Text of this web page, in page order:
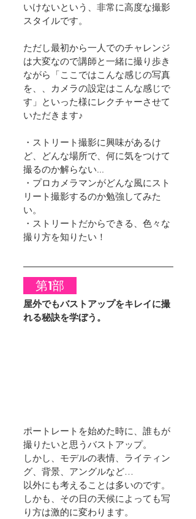
いけないという、非常に高度な撮影
スタイルです。
ただし最初から一人でのチャレンジ
は大変なので講師と一緒に撮り歩き
ながら「ここではこんな感じの写真
を、、カメラの設定はこんな感じで
す」といった様にレクチャーさせて
いただきます♪
・ストリート撮影に興味があるけ
ど、どんな場所で、何に気をつけて
撮るのか解らない...
・プロカメラマンがどんな風にスト
リート撮影するのか勉強してみた
い。
・ストリートだからできる、色々な
撮り方を知りたい！
第1部
屋外でもバストアップをキレイに撮
れる秘訣を学ぼう。
ポートレートを始めた時に、誰もが
撮りたいと思うバストアップ。
しかし、モデルの表情、ライティン
グ、背景、アングルなど…
以外にも考えることは多いのです。
しかも、その日の天候によっても写
り方は激的に変わります。